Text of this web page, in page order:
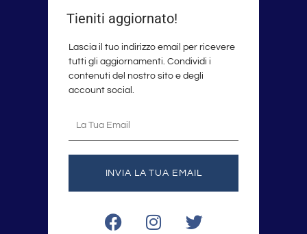
Tieniti aggiornato!
Lascia il tuo indirizzo email per ricevere
tutti gli aggiornamenti. Condividi i
contenuti del nostro sito e degli
account social.
INVIA LA TUA EMAIL
F
a
I
n
T
w